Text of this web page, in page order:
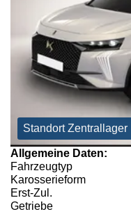
Standort Zentrallager
Allgemeine Daten:
Fahrzeugtyp
Karosserieform
Erst-Zul.
Getriebe